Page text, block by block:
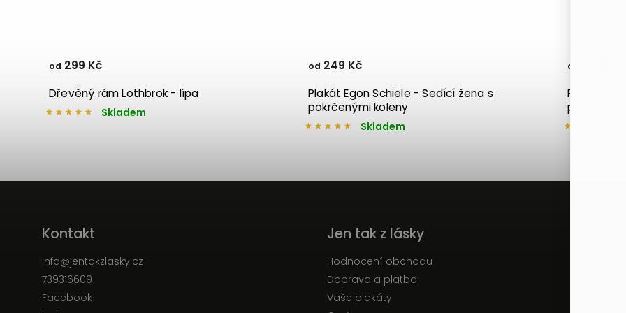
Dřevěný rám Lothbrok - lípa
Skladem
od 299 Kč
Plakát Egon Schiele - Sedící žena s
pokrčenými koleny
Skladem
od 249 Kč
Plakát
pobřeží
od
Kontakt
info@jentakzlasky.cz
739316609
Facebook
Jen tak z lásky
Hodnocení obchodu
Doprava a platba
Vaše plakáty